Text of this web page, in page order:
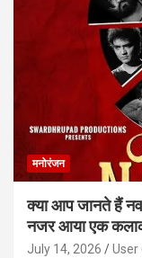
मनोरंजन
क्या आप जानते हैं
नजर आया एक
July 14, 2026 User